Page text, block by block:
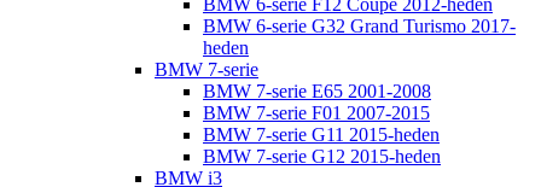
BMW 6-serie F12 Coupé 2012-heden
BMW 6-serie G32 Grand Turismo 2017-
heden
BMW 7-serie
BMW 7-serie E65 2001-2008
BMW 7-serie F01 2007-2015
BMW 7-serie G11 2015-heden
BMW 7-serie G12 2015-heden
BMW i3